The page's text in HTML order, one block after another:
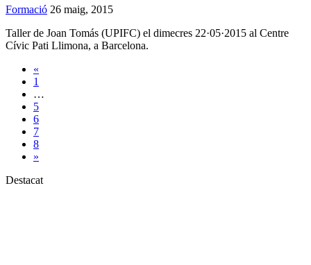
Formació 26 maig, 2015
Taller de Joan Tomás (UPIFC) el dimecres 22·05·2015 al Centre
Cívic Pati Llimona, a Barcelona.
«
1
…
5
6
7
8
»
Destacat